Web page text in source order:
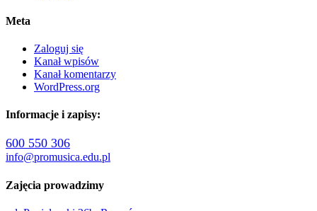
Meta
Zaloguj się
Kanał wpisów
Kanał komentarzy
WordPress.org
Informacje i zapisy:
600 550 306
info@promusica.edu.pl
Zajęcia prowadzimy